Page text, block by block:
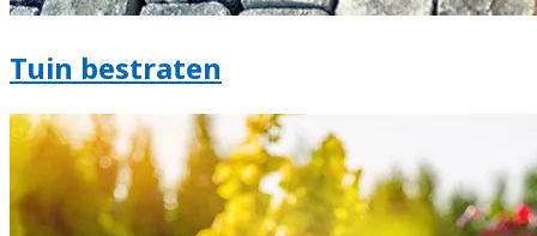
Tuin bestraten